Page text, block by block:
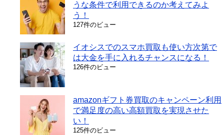
うな条件で利用できるのか考えてみよ
う！
127件のビュー
イオシスでのスマホ買取も使い方次第で
は大金を手に入れるチャンスになる！
126件のビュー
amazonギフト券買取のキャンペーン利用
で満足度の高い高額買取を実現させた
い！
125件のビュー